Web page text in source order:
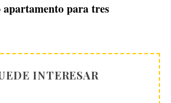
apartamento para tres
INTERESAR